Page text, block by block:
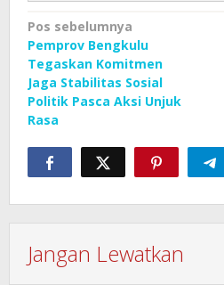
Navigasi
pos
Pos sebelumnya
Pemprov Bengkulu
Tegaskan Komitmen
Jaga Stabilitas Sosial
Politik Pasca Aksi Unjuk
Rasa
Jangan Lewatkan